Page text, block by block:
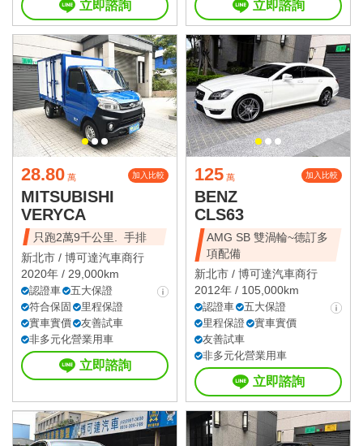
立即諮詢 立即諮詢
28.80 萬 加入比較
MITSUBISHI
VERYCA
只跑2萬9千公里. 手排
新北市 / 博可達汽車商行
2020年 / 29,000km
認證車
五大保證
符合保固
里程保證
實車實價
友善試車
非多元化營業用車
立即諮詢
125 萬 加入比較
BENZ
CLS63
AMG SB 雙渦輪~德訂多
項配備
新北市 / 博可達汽車商行
2012年 / 105,000km
認證車
五大保證
里程保證
實車實價
友善試車
非多元化營業用車
立即諮詢